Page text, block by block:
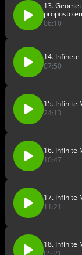
13.
proposto
06:10
14.
07:50
15. Infinite
24:13
16. Infinite
10:47
17. Infinite
11:21
18. Infinite